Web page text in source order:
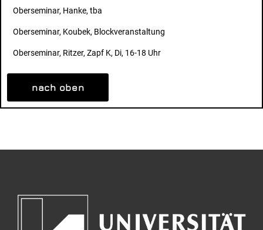
Oberseminar, Hanke, tba
Oberseminar, Koubek, Blockveranstaltung
Oberseminar, Ritzer, Zapf K, Di, 16-18 Uhr
nach oben